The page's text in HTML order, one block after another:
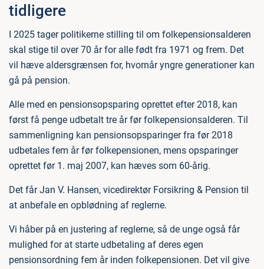
tidligere
I 2025 tager politikerne stilling til om folkepensionsalderen
skal stige til over 70 år for alle født fra 1971 og frem. Det
vil hæve aldersgrænsen for, hvornår yngre generationer kan
gå på pension.
Alle med en pensionsopsparing oprettet efter 2018, kan
først få penge udbetalt tre år før folkepensionsalderen. Til
sammenligning kan pensionsopsparinger fra før 2018
udbetales fem år før folkepensionen, mens opsparinger
oprettet før 1. maj 2007, kan hæves som 60-årig.
Det får Jan V. Hansen, vicedirektør Forsikring & Pension til
at anbefale en opblødning af reglerne.
Vi håber på en justering af reglerne, så de unge også får
mulighed for at starte udbetaling af deres egen
pensionsordning fem år inden folkepensionen. Det vil give